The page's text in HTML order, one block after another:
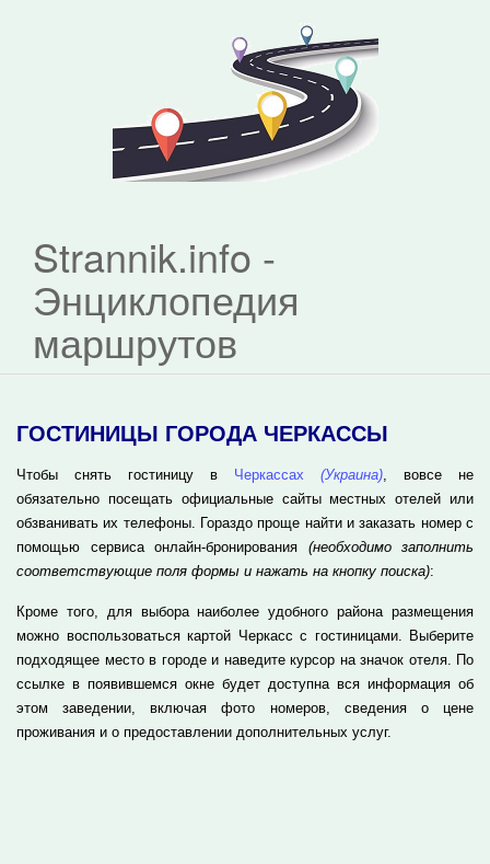
Strannik.info -
Энциклопедия
маршрутов
ГОСТИНИЦЫ ГОРОДА ЧЕРКАССЫ
Чтобы снять гостиницу в Черкассах (Украина), вовсе не
обязательно посещать официальные сайты местных отелей или
обзванивать их телефоны. Гораздо проще найти и заказать номер с
помощью сервиса онлайн-бронирования (необходимо заполнить
соответствующие поля формы и нажать на кнопку поиска):
Кроме того, для выбора наиболее удобного района размещения
можно воспользоваться картой Черкасс с гостиницами. Выберите
подходящее место в городе и наведите курсор на значок отеля. По
ссылке в появившемся окне будет доступна вся информация об
этом заведении, включая фото номеров, сведения о цене
проживания и о предоставлении дополнительных услуг.